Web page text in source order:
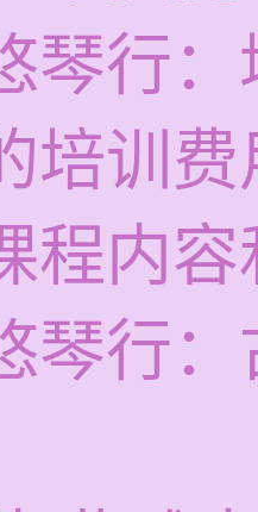
琴行
培训
程内
琴行